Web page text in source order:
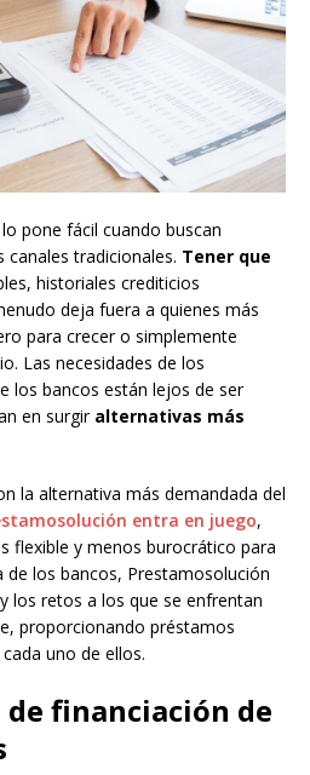
pone fácil cuando buscan
tradicionales. Tener que
historiales crediticios
deja fuera a quienes más
para crecer o simplemente
Las necesidades de los
los bancos están lejos de ser
en surgir alternativas más
la alternativa más demandada del
entra en juego,
flexible y menos burocrático para
de los bancos, Prestamosolución
los retos a los que se enfrentan
proporcionando préstamos
uno de ellos.
de financiación de